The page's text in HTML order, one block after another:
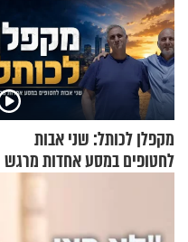
מקפלן לכותל: שני אבות
לחטופים במסע אחדות מרגש